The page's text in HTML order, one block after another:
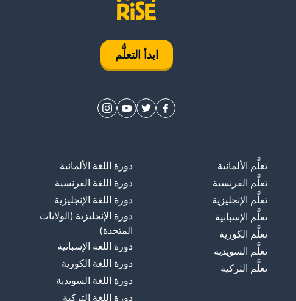
ابدأ التعلُّم
تعلَّم الألمانية
تعلَّم الفرنسية
تعلَّم الإنجليزية
تعلَّم الإسبانية
تعلَّم الكورية
تعلَّم السويدية
تعلَّم التركية
دورة اللغة الألمانية
دورة اللغة الفرنسية
دورة اللغة الإنجليزية
دورة الإنجليزية (الولايات
المتحدة)
دورة اللغة الإسبانية
دورة اللغة الكورية
دورة اللغة السويدية
دورة اللغة التركية